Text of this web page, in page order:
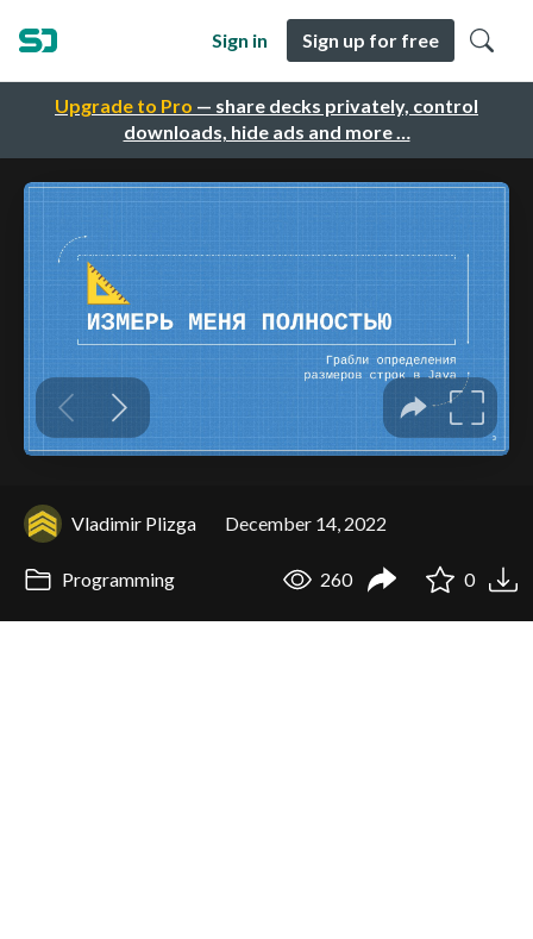
Upgrade to Pro — share decks privately, control
downloads, hide ads and more …
Sign in Sign up for free
Vladimir Plizga December 14, 2022
Programming 260 0